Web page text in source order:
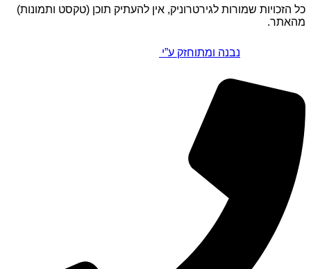
כל הזכויות שמורות לגירטרוניק, אין להעתיק תוכן (טקסט ותמונות)
מהאתר.
נבנה ומתוחזק ע”י